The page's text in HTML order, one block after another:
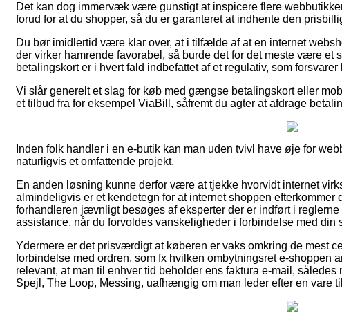
Det kan dog immervæk være gunstigt at inspicere flere
forud for at du shopper, så du er garanteret at indhente den
Du bør imidlertid være klar over, at i tilfælde af at en internet
der virker hamrende favorabel, så burde det for det meste være et
betalingskort er i hvert fald indbefattet af et regulativ, som
Vi slår generelt et slag for køb med gængse betalingskort eller
et tilbud fra for eksempel ViaBill, såfremt du agter at afdrage
Inden folk handler i en e-butik kan man uden tvivl have øje for
naturligvis et omfattende projekt.
En anden løsning kunne derfor være at tjekke hvorvidt internet
almindeligvis er et kendetegn for at internet shoppen
forhandleren jævnligt besøges af eksperter der er indført i reglerne
assistance, når du forvoldes vanskeligheder i forbindelse med din
Ydermere er det prisværdigt at køberen er vaks omkring de mest
forbindelse med ordren, som fx hvilken ombytningsret e-shoppen
relevant, at man til enhver tid beholder ens faktura e-mail,
Spejl, The Loop, Messing, uafhængig om man leder efter en vare